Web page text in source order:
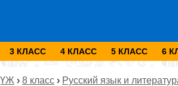
3 КЛАСС 4 КЛАСС 5 КЛАСС 6
› 8 класс › Русский язык и